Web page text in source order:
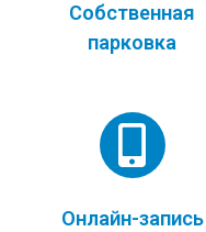
Собственная
парковка
Онлайн-запись